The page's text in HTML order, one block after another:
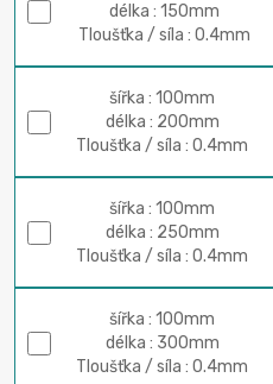
délka : 150mm
Tloušťka / síla : 0.4mm
šířka : 100mm
délka : 200mm
Tloušťka / síla : 0.4mm
šířka : 100mm
délka : 250mm
Tloušťka / síla : 0.4mm
šířka : 100mm
délka : 300mm
Tloušťka / síla : 0.4mm